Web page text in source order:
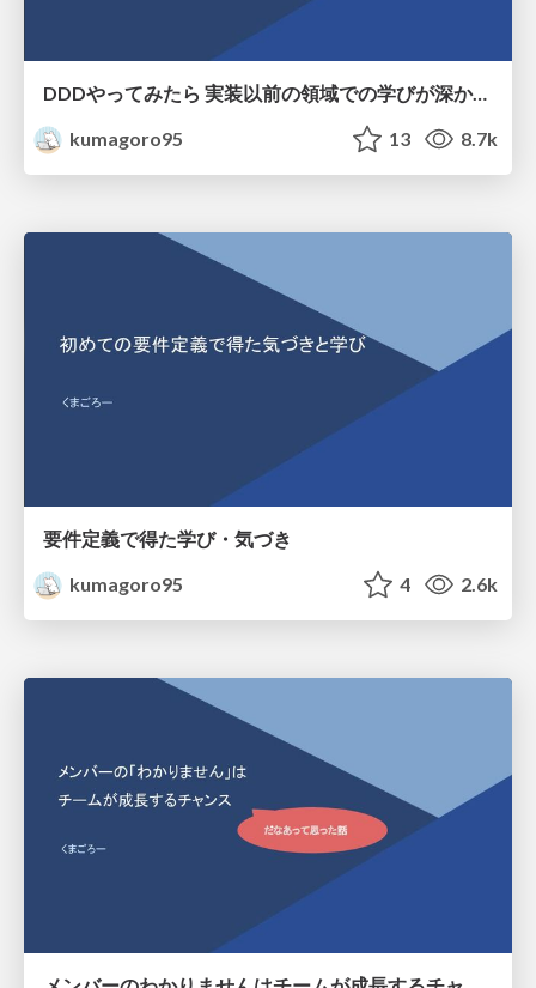
DDDやってみたら 実装以前の領域での学びが深かった話
kumagoro95
13 8.7k
要件定義で得た学び・気づき
kumagoro95
4 2.6k